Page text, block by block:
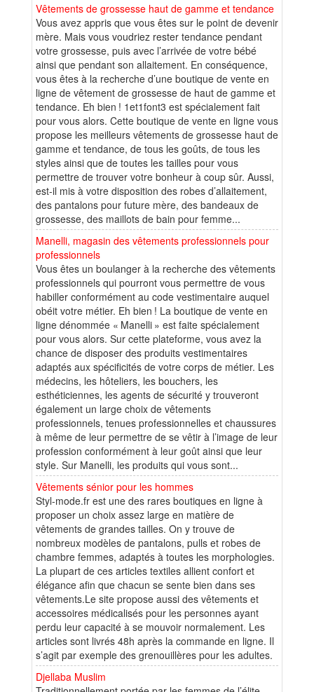
Vêtements de grossesse haut de gamme et tendance
Vous avez appris que vous êtes sur le point de devenir
mère. Mais vous voudriez rester tendance pendant
votre grossesse, puis avec l’arrivée de votre bébé
ainsi que pendant son allaitement. En conséquence,
vous êtes à la recherche d’une boutique de vente en
ligne de vêtement de grossesse de haut de gamme et
tendance. Eh bien ! 1et1font3 est spécialement fait
pour vous alors. Cette boutique de vente en ligne vous
propose les meilleurs vêtements de grossesse haut de
gamme et tendance, de tous les goûts, de tous les
styles ainsi que de toutes les tailles pour vous
permettre de trouver votre bonheur à coup sûr. Aussi,
est-il mis à votre disposition des robes d’allaitement,
des pantalons pour future mère, des bandeaux de
grossesse, des maillots de bain pour femme...
Manelli, magasin des vêtements professionnels pour
professionnels
Vous êtes un boulanger à la recherche des vêtements
professionnels qui pourront vous permettre de vous
habiller conformément au code vestimentaire auquel
obéit votre métier. Eh bien ! La boutique de vente en
ligne dénommée « Manelli » est faite spécialement
pour vous alors. Sur cette plateforme, vous avez la
chance de disposer des produits vestimentaires
adaptés aux spécificités de votre corps de métier. Les
médecins, les hôteliers, les bouchers, les
esthéticiennes, les agents de sécurité y trouveront
également un large choix de vêtements
professionnels, tenues professionnelles et chaussures
à même de leur permettre de se vêtir à l’image de leur
profession conformément à leur goût ainsi que leur
style. Sur Manelli, les produits qui vous sont...
Vêtements sénior pour les hommes
Styl-mode.fr est une des rares boutiques en ligne à
proposer un choix assez large en matière de
vêtements de grandes tailles. On y trouve de
nombreux modèles de pantalons, pulls et robes de
chambre femmes, adaptés à toutes les morphologies.
La plupart de ces articles textiles allient confort et
élégance afin que chacun se sente bien dans ses
vêtements.Le site propose aussi des vêtements et
accessoires médicalisés pour les personnes ayant
perdu leur capacité à se mouvoir normalement. Les
articles sont livrés 48h après la commande en ligne. Il
s’agit par exemple des grenouillères pour les adultes.
Djellaba Muslim